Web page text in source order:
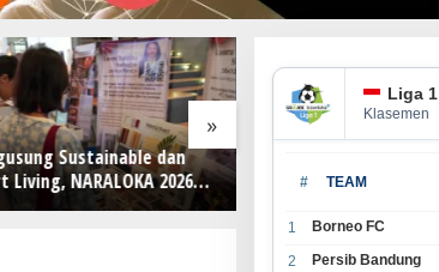
»
Sustainable dan
Living, NARALOKA 2026
Karya Terbaik
Tingkatkan Efisiensi
Liga 1
Klasemen
# TEAM
1 Borneo FC
2
Persib Bandung